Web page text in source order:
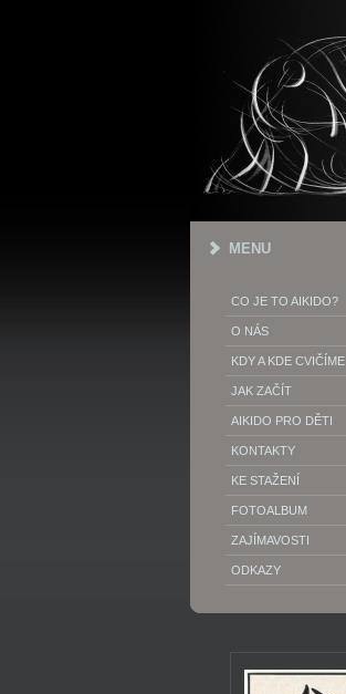
MENU
CO JE TO AIKIDO?
O NÁS
KDY A KDE CVIČÍME
JAK ZAČÍT
AIKIDO PRO DĚTI
KONTAKTY
KE STAŽENÍ
FOTOALBUM
ZAJÍMAVOSTI
ODKAZY